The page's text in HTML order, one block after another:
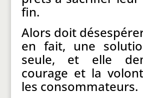
fin.
Alors doit
en fait, une
seule, et elle
courage et la
les consommateurs.